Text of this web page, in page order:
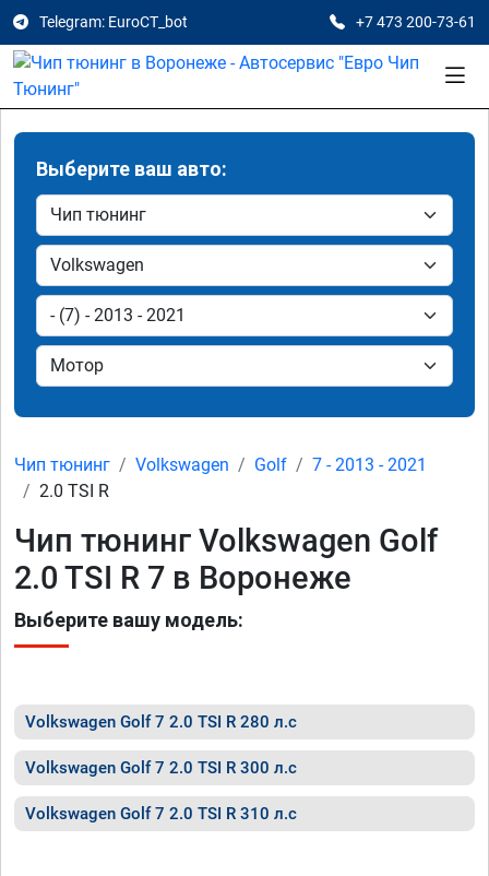
Telegram: EuroCT_bot +7 473 200-73-61
Выберите ваш авто:
Чип тюнинг Volkswagen Golf
7 - 2013 - 2021
2.0 TSI R
Чип тюнинг Volkswagen Golf
2.0 TSI R 7 в Воронеже
Выберите вашу модель:
Volkswagen Golf 7 2.0 TSI R 280 л.с
Volkswagen Golf 7 2.0 TSI R 300 л.с
Volkswagen Golf 7 2.0 TSI R 310 л.с